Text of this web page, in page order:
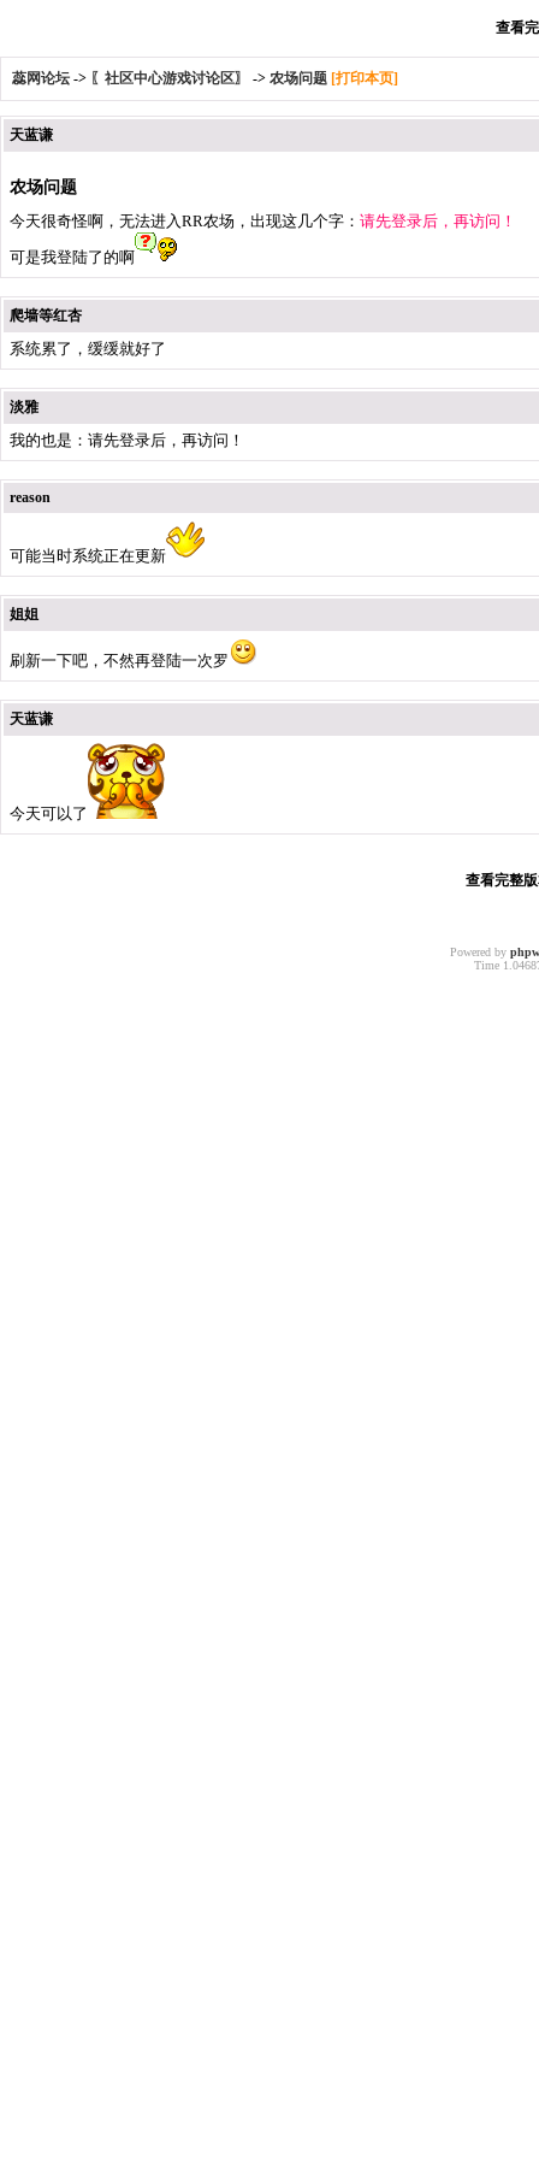
查看
蕊网论坛 -> 〖社区中心游戏讨论区〗 -> 农场问题 [打印本页]
天蓝谦
农场问题
今天很奇怪啊，无法进入RR农场，出现这几个字： 请先登录后，再访问！
可是我登陆了的啊
爬墙等红杏
系统累了，缓缓就好了
淡雅
我的也是：请先登录后，再访问！
reason
可能当时系统正在更新
姐姐
刷新一下吧，不然再登陆一次罗
天蓝谦
今天可以了
查看完整
Powered by
Time